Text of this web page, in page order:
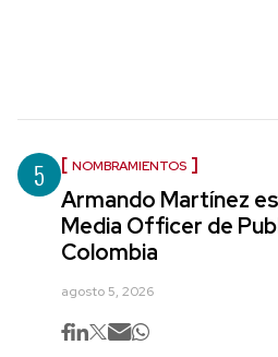
5 NOMBRAMIENTOS
Armando Martínez
Media Officer de
Colombia
agosto 5, 2026